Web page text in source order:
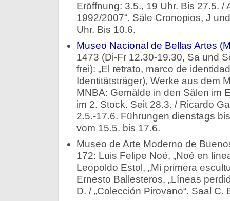
Eröffnung: 3.5., 19 Uhr. Bis 27.5. /
1992/2007“. Säle Cronopios, J
Uhr. Bis 10.6.
Museo Nacional de Bellas Artes
1473 (Di-Fr 12.30-19.30, Sa und
frei): „El retrato, marco de
Identitätsträger), Werke aus dem
MNBA: Gemälde in den Sälen im
im 2. Stock. Seit 28.3. / Ricardo
2.5.-17.6. Führungen dienstags
vom 15.5. bis 17.6.
Museo de Arte Moderno de
172: Luis Felipe Noé, „Noé en
Leopoldo Estol, „Mi primera
Ernesto Ballesteros, „Líneas
D. / „Colección Pirovano“. Saal C.